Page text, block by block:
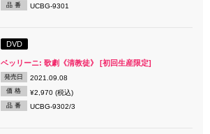
品 番 UCBG-9301
DVD
ベッリーニ: 歌劇《清教徒》 [初回生産限定]
発売日 2021.09.08
価 格 ¥2,970 (税込)
品 番 UCBG-9302/3